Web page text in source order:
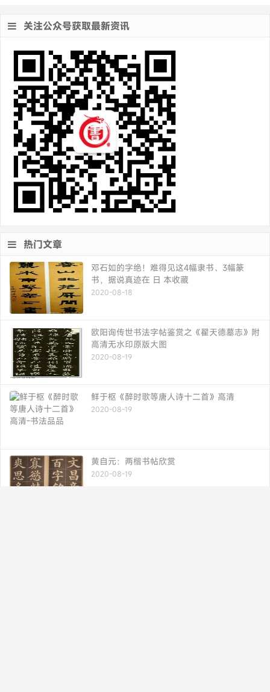
关注公众号获取最新资讯
热门文章
邓石如的字绝！难得见这4幅隶书、3幅篆
书，据说真迹在 日 本收藏
2020-08-18
欧阳询传世书法字帖鉴赏之《翟天德墓志》附
高清无水印原版大图
2020-08-19
鲜于枢《醉时歌等唐人诗十二首》高清
2020-08-19
黄自元：两楷书帖欣赏
2020-08-19